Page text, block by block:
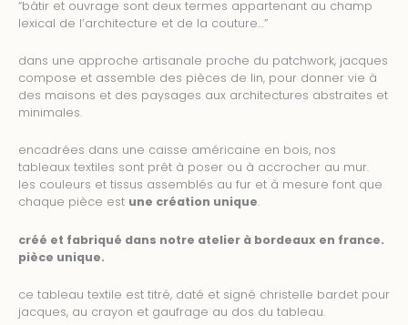
“bâtir et ouvrage sont deux termes appartenant au champ
lexical de l’architecture et de la couture…”
dans une approche artisanale proche du patchwork, jacques
compose et assemble des pièces de lin, pour donner vie à
des maisons et des paysages aux architectures abstraites et
minimales.
encadrées dans une caisse américaine en bois, nos
tableaux textiles sont prêt à poser ou à accrocher au mur.
les couleurs et tissus assemblés au fur et à mesure font que
chaque pièce est une création unique.
créé et fabriqué dans notre atelier à bordeaux en france.
pièce unique.
ce tableau textile est titré, daté et signé christelle bardet pour
jacques, au crayon et gaufrage au dos du tableau.